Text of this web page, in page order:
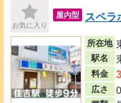
お気に入り
屋内型 スペ
所在地
駅名
料金
広さ